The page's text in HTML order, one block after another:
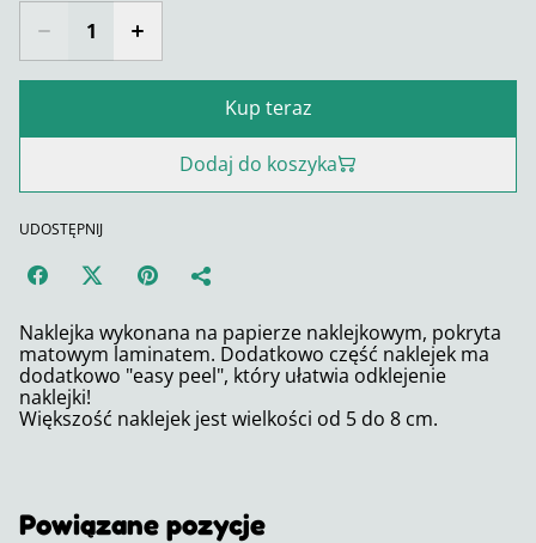
Kup teraz
Dodaj do koszyka
UDOSTĘPNIJ
Naklejka wykonana na papierze naklejkowym, pokryta
matowym laminatem. Dodatkowo część naklejek ma
dodatkowo "easy peel", który ułatwia odklejenie
naklejki!
Większość naklejek jest wielkości od 5 do 8 cm.
Powiązane pozycje